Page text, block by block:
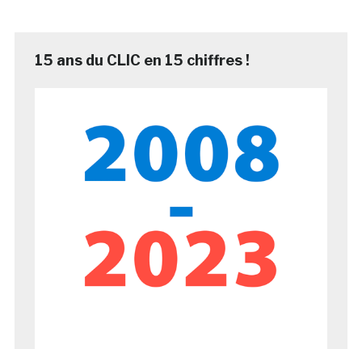
15 ans du CLIC en 15 chiffres !